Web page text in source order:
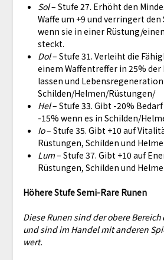
Sol– Stufe 27. Erhöht den
Waffe um +9 und verringert den
wenn sie in einer Rüstung/
steckt.
Dol– Stufe 31. Verleiht die
einem Waffentreffer in 25% der
lassen und Lebensregeneration
Schilden/Helmen/Rüstungen/
Hel– Stufe 33. Gibt -20%
-15% wenn es in Schilden/
Io– Stufe 35. Gibt +10 auf
Rüstungen, Schilden und
Lum– Stufe 37. Gibt +10 auf
Rüstungen, Schilden und
Höhere Stufe Semi-Rare Runen
Diese Runen sind der obere
und sind im Handel mit anderen
wert.